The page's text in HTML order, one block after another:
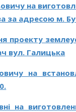
на
за адресою м.
проекту
вул. Галицька
на
на